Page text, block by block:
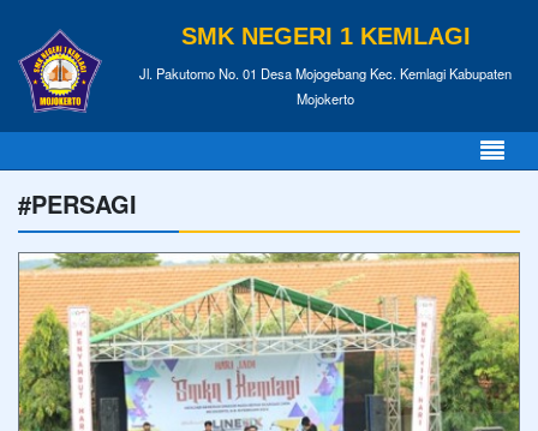
SMK NEGERI 1 KEMLAGI
Jl. Pakutomo No. 01 Desa Mojogebang Kec. Kemlagi Kabupaten
Mojokerto
#PERSAGI